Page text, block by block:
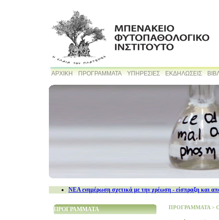
ΑΡΧΙΚΗ ΠΡΟΓΡΑΜΜΑΤΑ ΥΠΗΡΕΣΙΕΣ ΕΚΔΗΛΩΣΕΙΣ
NEA ενημέρωση σχετικά με την χρέωση - είσπραξη και
ΠΡΟΓΡΑΜΜΑΤΑ ΠΡΟΓΡΑΜΜΑΤΑ >